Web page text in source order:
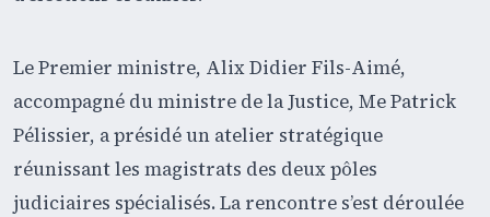
Le Premier ministre, Alix Didier Fils-Aimé,
accompagné du ministre de la Justice, Me Patrick
Pélissier, a présidé un atelier stratégique
réunissant les magistrats des deux pôles
judiciaires spécialisés. La rencontre s’est déroulée